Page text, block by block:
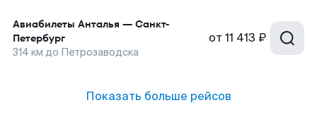
Авиабилеты Анталья — Санкт-
Петербург
314 км до Петрозаводска
от 11 413 ₽
Показать больше рейсов